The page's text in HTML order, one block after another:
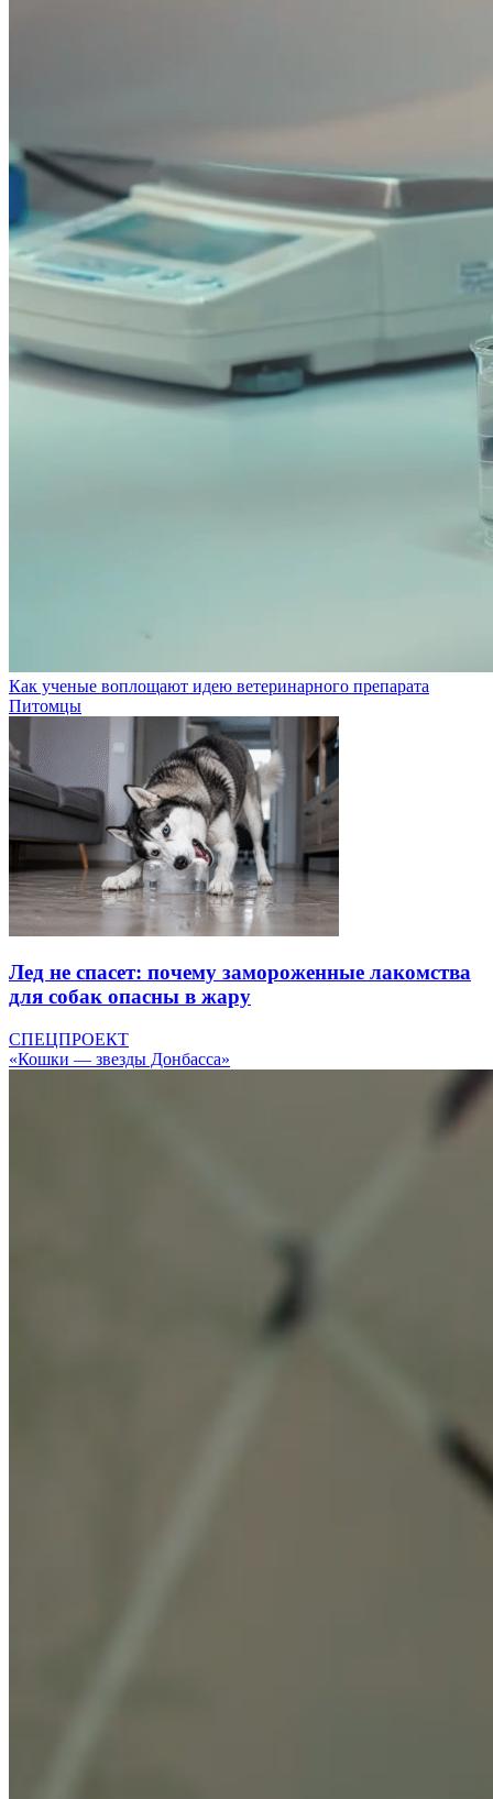
Как ученые воплощают идею ветеринарного препарата
Питомцы
Лед не спасет: почему замороженные лакомства
для собак опасны в жару
СПЕЦПРОЕКТ
«Кошки — звезды Донбасса»